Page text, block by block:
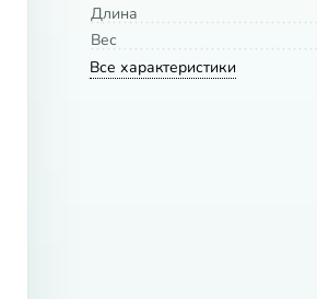
Длина
Вес
Все характеристики